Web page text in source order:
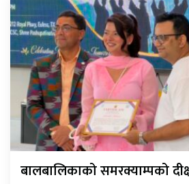
बालबालिकाको समरक्याम्पको